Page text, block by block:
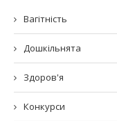
Вагітність
Дошкільнята
Здоров'я
Конкурси